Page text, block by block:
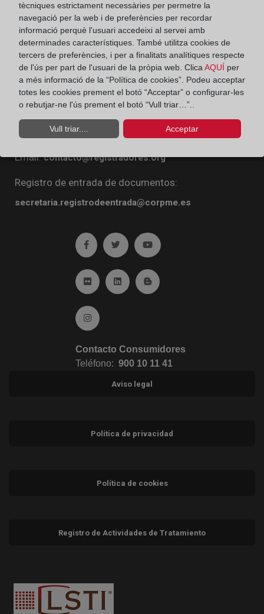
Colegio de Registradores
Diego de León, 21. 28006 Madrid
Teléfono:91 270 16 99
Fax:91 564 11 59
Email:contacto@registradores.org
Registro de entrada de documentos:
secretaria.registrodeentrada@corpme.es
Ir a facebook (abre en ventana nueva)
Ir a twitter (abre en ventana nueva)
Ir a YouTube (abre en
Ir a Flickr (abre en ventana nueva)
Ir a Linkedin (abre en ventana nueva)
Ir al Blog (abre en ventana
Ir a Instagram (abre en ventana nueva)
Contacto Consumidores
Teléfono: 900 10 11 41
Aviso legal
Política de privacidad
Política de cookies
Registro de Actividades de Tratamiento
tècniques estrictament necessàries per permetre la
navegació per la web i de preferències per recordar
informació perquè l'usuari accedeixi al servei amb
determinades característiques. També utilitza cookies de
tercers de preferències, i per a finalitats analítiques respecte
de l'ús per part de l'usuari de la pròpia web. ClicaAQUÍ per
a més informació de la “Política de cookies”. Podeu acceptar
totes les cookies prement el botó “Acceptar” o configurar-les
o rebutjar-ne l'ús prement el botó “Vull triar…”..
Vull triar.... Acceptar